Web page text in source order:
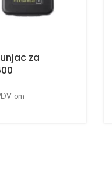
za
om